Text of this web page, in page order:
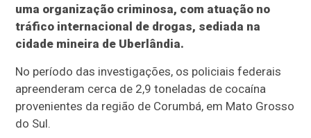
uma organização criminosa, com atuação no
tráfico internacional de drogas, sediada na
cidade mineira de Uberlândia.
No período das investigações, os policiais federais
apreenderam cerca de 2,9 toneladas de cocaína
provenientes da região de Corumbá, em Mato Grosso
do Sul.